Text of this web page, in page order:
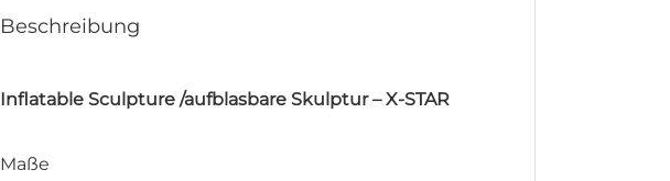
Beschreibung
Inflatable Sculpture /aufblasbare Skulptur – X-STAR
Maße